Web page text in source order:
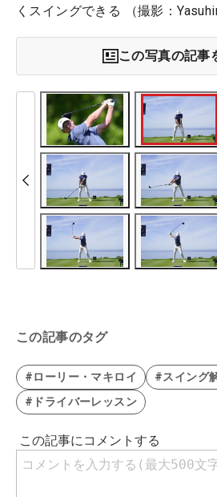
くスイングできる （撮影：
この写真の記事
この記事のタグ
#ローリー・マキロイ
#スイング
#ドライバーレッスン